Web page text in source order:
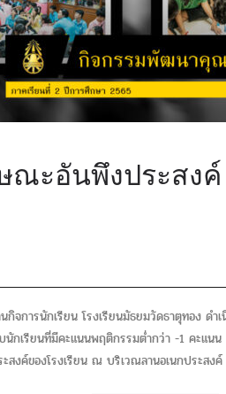
อันพึงประสงค์
การนักเรียน โรงเรียนมัธยมวัดธาตุทอง ด
เรียนที่มีคะแนนพฤติกรรมต่ำกว่า -1 คะแนน
ค์ของโรงเรียน ณ บริเวณลานอเนกประสง